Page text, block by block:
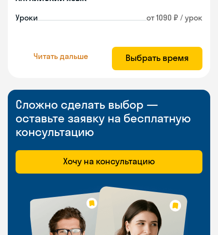
Уроки от 1090 ₽ / урок
Читать дальше Выбрать время
Сложно сделать выбор —
оставьте заявку на бесплатную
консультацию
Хочу на консультацию